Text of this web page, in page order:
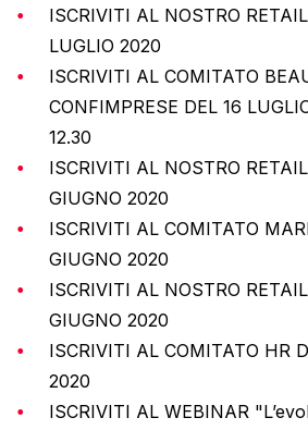
ISCRIVITI AL NOSTRO
LUGLIO 2020
ISCRIVITI AL COMITATO
CONFIMPRESE DEL 16
12.30
ISCRIVITI AL NOSTRO
GIUGNO 2020
ISCRIVITI AL COMITATO
GIUGNO 2020
ISCRIVITI AL NOSTRO
GIUGNO 2020
ISCRIVITI AL COMITATO HR
2020
ISCRIVITI AL WEBINAR